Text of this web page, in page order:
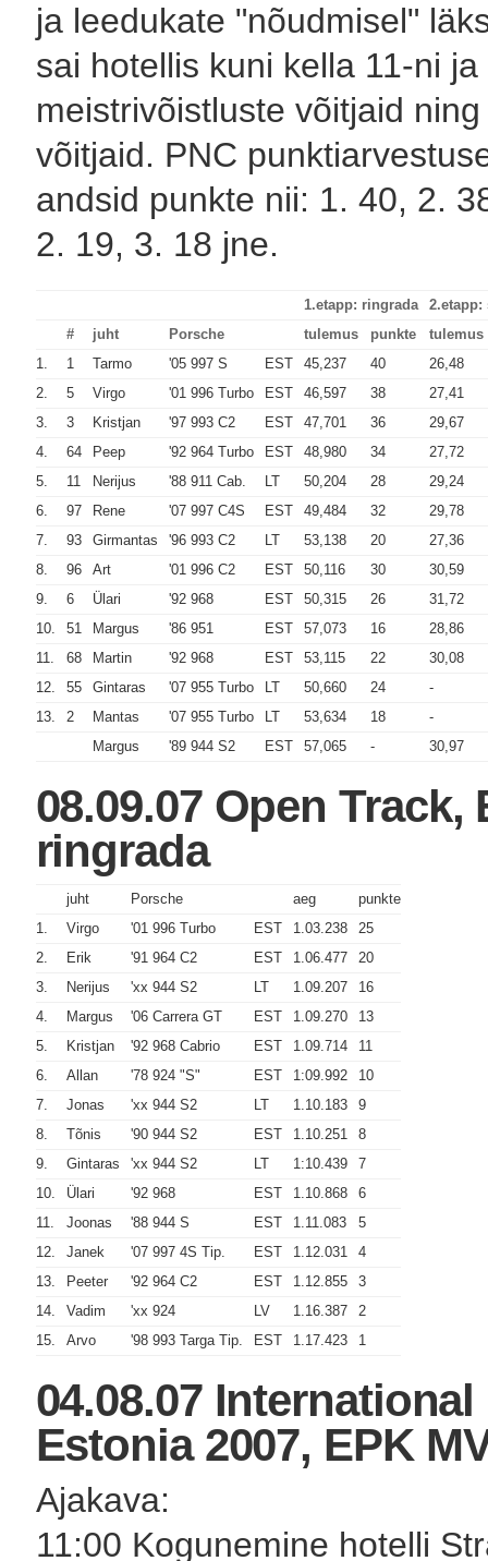
ja leedukate "nõudmisel"
sai hotellis kuni kella 11-ni
meistrivõistluste võitjaid
võitjaid. PNC
andsid punkte nii: 1. 40, 2.
2. 19, 3. 18 jne.
1.etapp: ringrada
2.etapp:
#
juht Porsche tulemus punkte
tulemus
1.
1 Tarmo '05 997 S EST 45,237 40
26,48
2.
5 Virgo '01 996 Turbo EST 46,597 38
27,41
3.
3 Kristjan '97 993 C2 EST 47,701 36
29,67
4.
64 Peep '92 964 Turbo EST 48,980 34
27,72
5.
11 Nerijus '88 911 Cab. LT 50,204 28
29,24
6.
97 Rene '07 997 C4S EST 49,484 32
29,78
7.
93 Girmantas '96 993 C2 LT 53,138 20
27,36
8.
96 Art '01 996 C2 EST 50,116 30
30,59
9.
6 Ülari '92 968 EST 50,315 26
31,72
10.
51 Margus '86 951 EST 57,073 16
28,86
11.
68 Martin '92 968 EST 53,115 22
30,08
12.
55 Gintaras '07 955 Turbo LT 50,660 24
-
13.
2 Mantas '07 955 Turbo LT 53,634 18
-
Margus
'89 944 S2 EST 57,065 - 30,97
08.09.07 Open
ringrada
juht Porsche aeg
punkte
1.
Virgo '01 996 Turbo EST 1.03.238
25
2.
Erik '91 964 C2 EST 1.06.477
20
3.
Nerijus 'xx 944 S2 LT 1.09.207
16
4.
Margus '06 Carrera GT EST 1.09.270
13
5.
Kristjan '92 968 Cabrio EST 1.09.714
11
6.
Allan '78 924 "S" EST 1:09.992
10
7.
Jonas 'xx 944 S2 LT 1.10.183
9
8.
Tõnis '90 944 S2 EST 1.10.251
8
9.
Gintaras 'xx 944 S2 LT 1:10.439
7
10.
Ülari '92 968 EST 1.10.868
6
11.
Joonas '88 944 S EST 1.11.083
5
12.
Janek '07 997 4S Tip. EST 1.12.031
4
13.
Peeter '92 964 C2 EST 1.12.855
3
14.
Vadim 'xx 924 LV 1.16.387
2
15.
Arvo '98 993 Targa Tip. EST 1.17.423 1
04.08.07
Estonia 2007, EPK
Ajakava:
11:00 Kogunemine hotelli